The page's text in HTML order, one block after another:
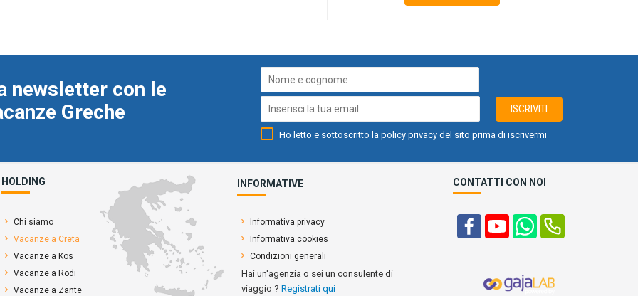
ISCRIVITI
Ho letto e sottoscritto la policy privacy del sito prima di iscrivermi
newsletter con le
Greche
HOLDING CONTATTI CON NOI
INFORMATIVE
Chi siamo
Vacanze a Creta
Vacanze a Kos
Vacanze a Rodi
Vacanze a Zante
Informativa privacy
Informativa cookies
Condizioni generali
Hai un'agenzia o sei un consulente di
viaggio ? Registrati qui